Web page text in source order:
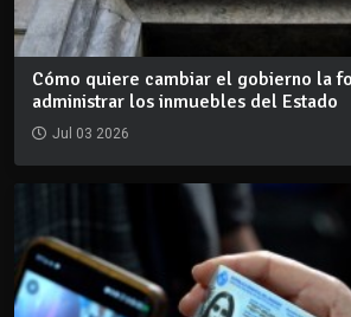
Cómo quiere cambiar el gobierno la
administrar los inmuebles del Estado
Jul 03 2026